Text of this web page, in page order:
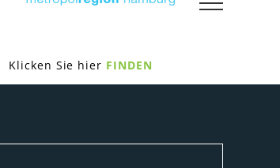
Klicken Sie hier FINDEN